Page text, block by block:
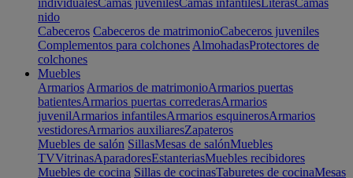
individualesCamas juvenilesCamas infantilesLiterasCamas
nido
Cabeceros Cabeceros de matrimonioCabeceros juveniles
Complementos para colchones AlmohadasProtectores de
colchones
Muebles
Armarios Armarios de matrimonioArmarios puertas
batientesArmarios puertas correderasArmarios
juvenilArmarios infantilesArmarios esquinerosArmarios
vestidoresArmarios auxiliaresZapateros
Muebles de salón SillasMesas de salónMuebles
TVVitrinasAparadoresEstanteriasMuebles recibidores
Muebles de cocina Sillas de cocinasTaburetes de cocinaMesas